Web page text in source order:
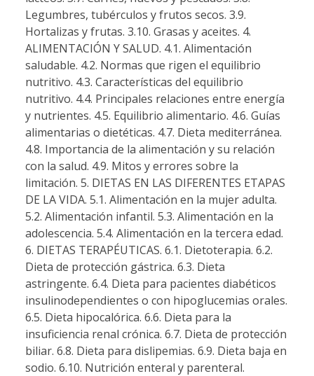
Legumbres, tubérculos y frutos secos. 3.9.
Hortalizas y frutas. 3.10. Grasas y aceites. 4.
ALIMENTACIÓN Y SALUD. 4.1. Alimentación
saludable. 4.2. Normas que rigen el equilibrio
nutritivo. 4.3. Características del equilibrio
nutritivo. 4.4. Principales relaciones entre energía
y nutrientes. 4.5. Equilibrio alimentario. 4.6. Guías
alimentarias o dietéticas. 4.7. Dieta mediterránea.
4.8. Importancia de la alimentación y su relación
con la salud. 4.9. Mitos y errores sobre la
limitación. 5. DIETAS EN LAS DIFERENTES ETAPAS
DE LA VIDA. 5.1. Alimentación en la mujer adulta.
5.2. Alimentación infantil. 5.3. Alimentación en la
adolescencia. 5.4. Alimentación en la tercera edad.
6. DIETAS TERAPÉUTICAS. 6.1. Dietoterapia. 6.2.
Dieta de protección gástrica. 6.3. Dieta
astringente. 6.4. Dieta para pacientes diabéticos
insulinodependientes o con hipoglucemias orales.
6.5. Dieta hipocalórica. 6.6. Dieta para la
insuficiencia renal crónica. 6.7. Dieta de protección
biliar. 6.8. Dieta para dislipemias. 6.9. Dieta baja en
sodio. 6.10. Nutrición enteral y parenteral.